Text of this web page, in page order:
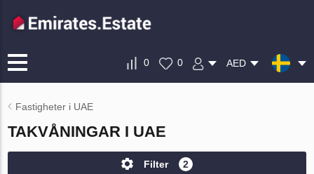
0 0 AED
Fastigheter i UAE
TAKVÅNINGAR I UAE
Filter 2